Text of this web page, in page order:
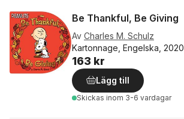
Be Thankful, Be Giving
Av Charles M. Schulz
Kartonnage, Engelska, 2020
163 kr
Lägg till
Skickas inom 3-6 vardagar